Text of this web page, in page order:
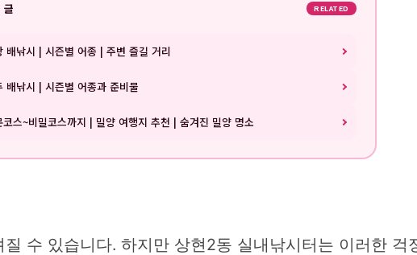
글 RELATED
배낚시 | 시즌별 어종 | 주변 즐길 거리
배낚시 | 시즌별 어종과 준비물
스~비밀코스까지 | 밀양 여행지 추천 | 숨겨진 밀양 명소
수 있습니다. 하지만 상현2동 실내낚시터는 이러한 걱